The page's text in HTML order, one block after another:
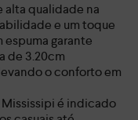
qualidade na
e um toque
garante
de 3.20cm
o conforto em
Mississipi é indicado